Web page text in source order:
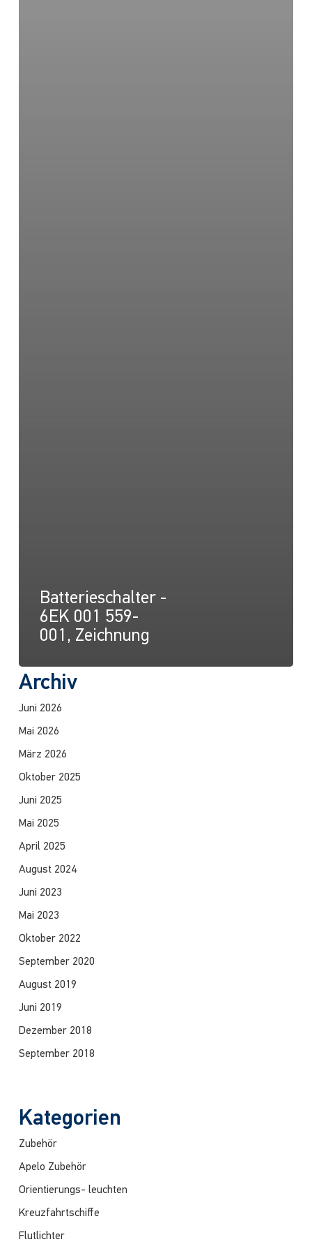
Batterieschalter -
6EK 001 559-
001, Zeichnung
Archiv
Juni 2026
Mai 2026
März 2026
Oktober 2025
Juni 2025
Mai 2025
April 2025
August 2024
Juni 2023
Mai 2023
Oktober 2022
September 2020
August 2019
Juni 2019
Dezember 2018
September 2018
Kategorien
Zubehör
Apelo Zubehör
Orientierungs- leuchten
Kreuzfahrtschiffe
Flutlichter